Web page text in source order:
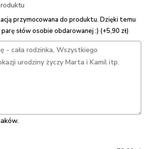
przymocowana do produktu. Dzięki temu
słów osobie obdarowanej :) (+5,90 zł)